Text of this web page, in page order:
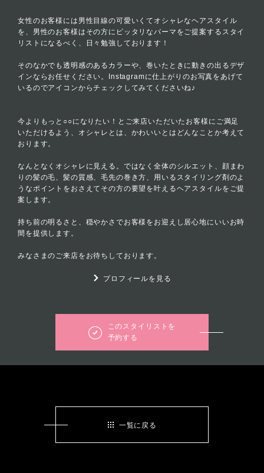
女性のお客様には男性目線の可愛いくてオシャレなヘアスタイル
を、男性のお客様はその方にピッタリなパーマをご提案するスタイ
リストになるべく、日々勉強しております！
そのなかでも透明感のあるカラーや、巻いたときに動きの出るデザ
インならお任せください。Instagramに仕上がりのお写真をあげて
いるのでアイコンからチェックしてみてくださいね♪
今よりもっと○○になりたい！とご来店いただいたお客様にご満足
いただけるよう、オシャレとは、かわいいとはどんなことか考えて
おります。
なんとなくオシャレに見える。ではなく全体のシルエット、顔まわ
りの髪の毛、髪の質感、毛先の巻き方、用いるスタイリング剤のよ
うなポイントをおさえてその方の要望を叶えるヘアスタイルをご提
案します。
持ち前の明るさと、穏やかさでお客様をお迎えし居心地にいいお時
間を提供します。
みなさまのご来店をお待ちしております。
プロフィールを見る
このスタイリストを
予約する
一覧に戻る